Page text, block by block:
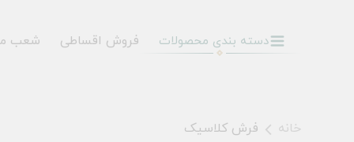
دسته بندی محصولات فروش اقساطی شعب
خانه فرش کلاسیک